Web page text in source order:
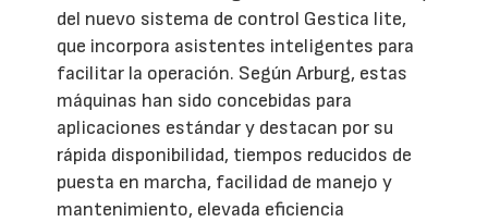
del nuevo sistema de control Gestica lite,
que incorpora asistentes inteligentes para
facilitar la operación. Según Arburg, estas
máquinas han sido concebidas para
aplicaciones estándar y destacan por su
rápida disponibilidad, tiempos reducidos de
puesta en marcha, facilidad de manejo y
mantenimiento, elevada eficiencia